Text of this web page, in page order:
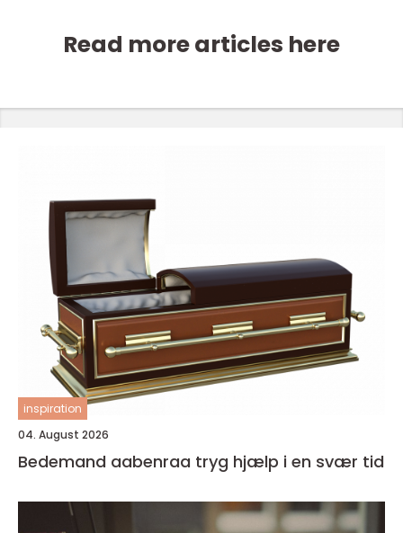
Read more articles here
inspiration
04. August 2026
Bedemand aabenraa tryg hjælp i en svær tid